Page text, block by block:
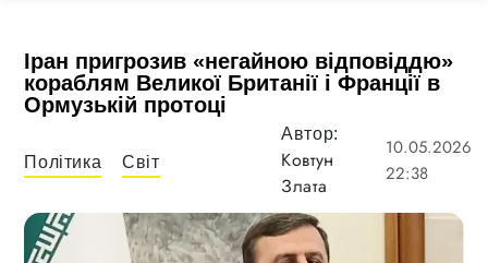
Іран пригрозив «негайною відповіддю»
кораблям Великої Британії і Франції в
Ормузькій протоці
Політика Світ
Автор:
Ковтун
Злата
10.05.2026
22:38